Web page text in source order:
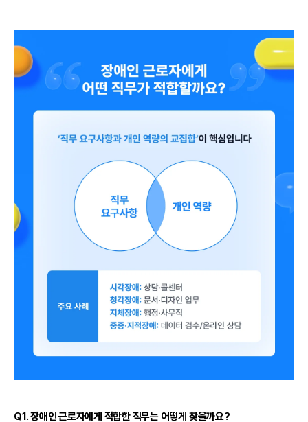
Q1. 장애인 근로자에게 적합한 직무는 어떻게 찾을까요?